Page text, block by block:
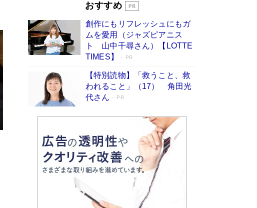
「叱って伸びるやつは、褒めたらもっと伸
た“人を育てるコツ”…芸への考え方を明か
す
Book Bang
「『火垂るの墓』は、大嘘である」原作者が抱き
続けた“自責の念”とは…「自己憐憫は描きたくな
い」監督が徹底的にこだわったこと（後編） #
戦争の記憶
Book Bang
美輪明宏 晩年の回答を集めた『ほほえんで生き
るための人生相談』がランクイン［エンターテイ
メントベストセラー］
Book Bang
「宇宙兄弟」最終46巻がベストセラー1位 宇宙
開発への関心を押し上げた18年の物語に幕 特装
版には「宇宙で描かれたマンガ」も収録
Book Bang
「不意に涙が出そうに…」高嶋政伸が明かし
た“13歳の娘を暴行する役”への葛藤 インティマ
シーコーディネーターに支えられたNHK『大奥』
Book Bang
おすすめ
創作にもリフレッシュにもガ
ムを愛用（ジャズピアニス
ト 山中千尋さん）【LOTTE
TIMES】
PR
【特別読物】「救うこと、救
われること」（17） 角田光
代さん
PR